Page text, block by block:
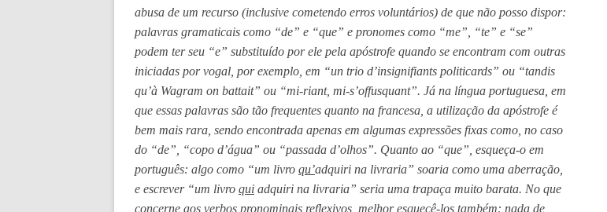
abusa de um recurso (inclusive cometendo erros voluntários) de que não posso dispor:
palavras gramaticais como “de” e “que” e pronomes como “me”, “te” e “se”
podem ter seu “e” substituído por ele pela apóstrofe quando se encontram com outras
iniciadas por vogal, por exemplo, em “un trio d’insignifiants politicards” ou “tandis
qu’à Wagram on battait” ou “mi-riant, mi-s’offusquant”. Já na língua portuguesa, em
que essas palavras são tão frequentes quanto na francesa, a utilização da apóstrofe é
bem mais rara, sendo encontrada apenas em algumas expressões fixas como, no caso
do “de”, “copo d’água” ou “passada d’olhos”. Quanto ao “que”, esqueça-o em
português: algo como “um livro qu’adquiri na livraria” soaria como uma aberração,
e escrever “um livro qui adquiri na livraria” seria uma trapaça muito barata. No que
concerne aos verbos pronominais reflexivos, melhor esquecê-los também: nada de